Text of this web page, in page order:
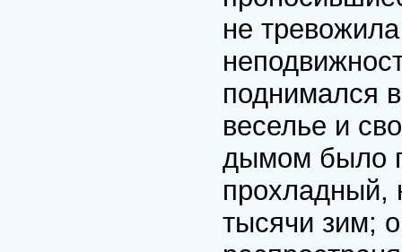
не
поднимался
веселье и
дымом было
прохладный,
тысячи зим;